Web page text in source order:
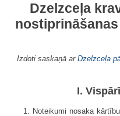
Dzelzceļa
Izdoti saskaņā ar Dzelzceļa
I.
1. Noteikumi nosaka